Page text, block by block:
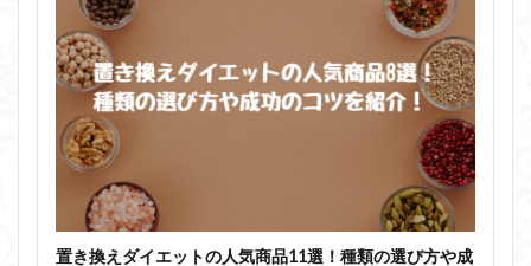
置き換えダイエットの人気商品11選！種類の選び方や成